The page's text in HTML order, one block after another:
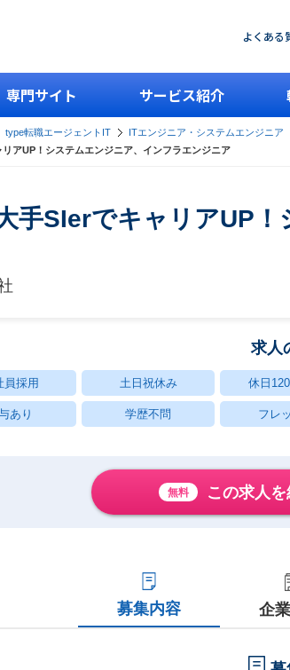
よくある
専門サイト サービス紹介
type転職エージェントIT ITエンジニア・システムエンジニア
リアUP！システムエンジニア、インフラエンジニア
大手SIerでキャリアUP
求人
員採用 土日祝休み 休日
あり 学歴不問 フレ
無料 この求人
募集内容 企